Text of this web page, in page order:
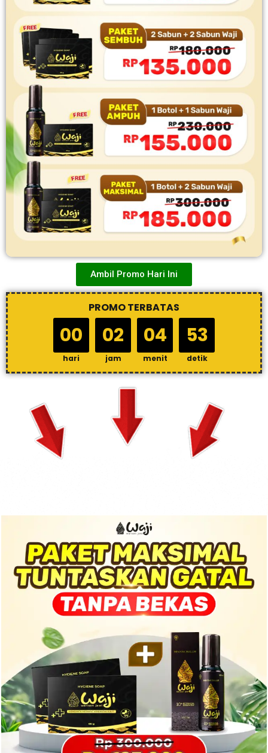
Ambil Promo Hari Ini
PROMO TERBATAS
00
hari
02
jam
04
menit
52
detik